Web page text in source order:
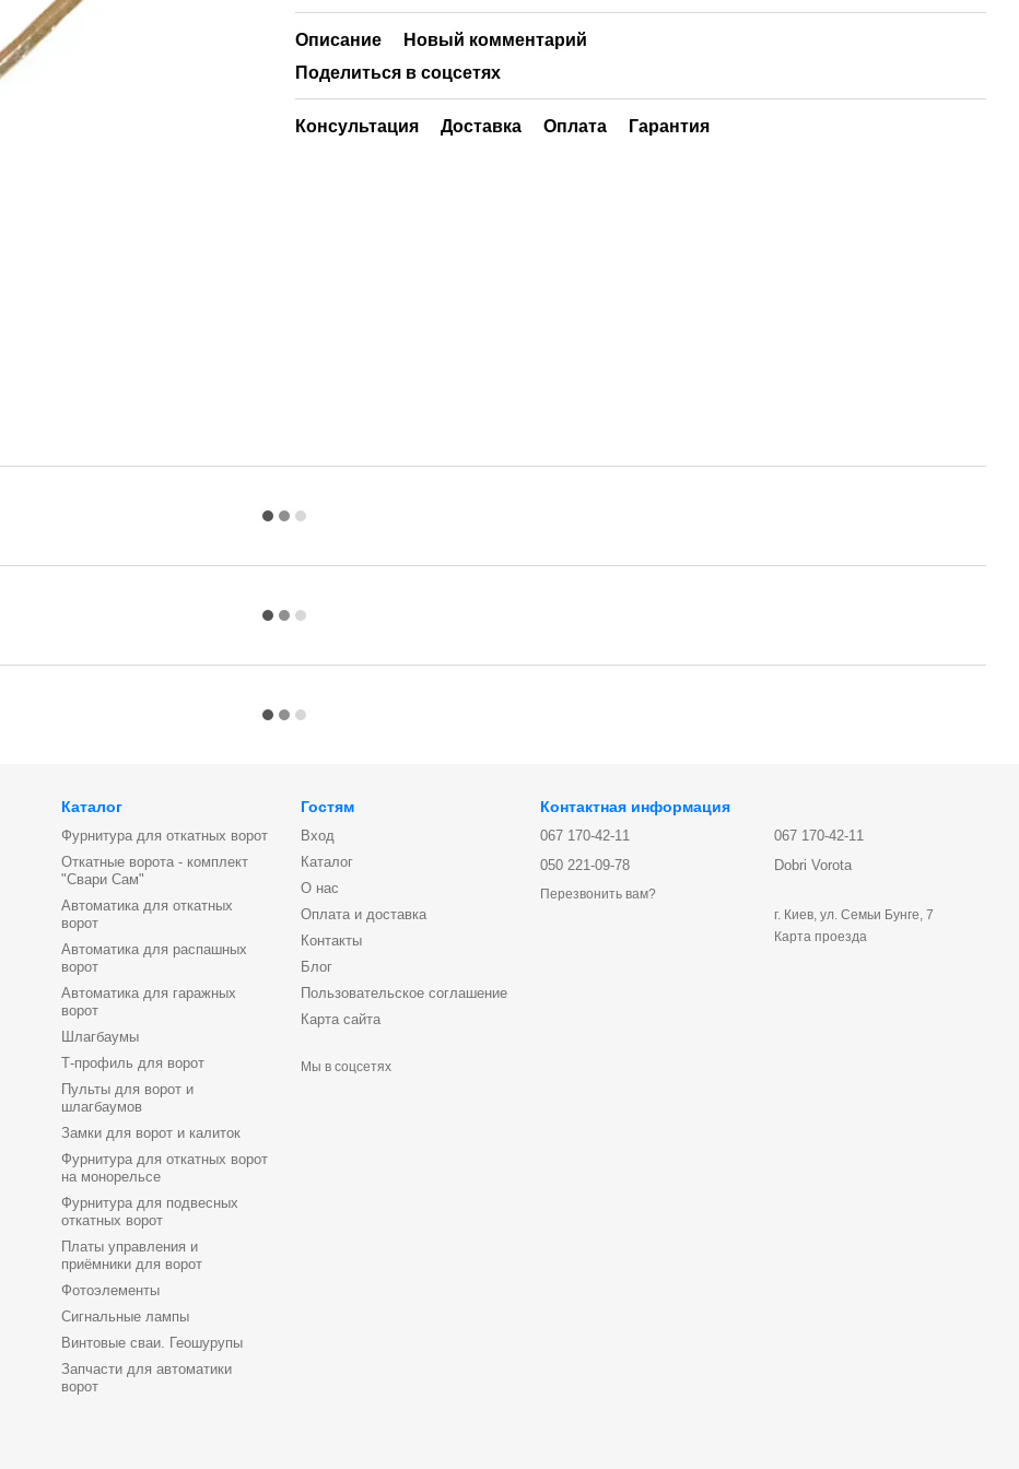
Описание
Новый комментарий
Поделиться в соцсетях
Консультация Доставка Оплата Гарантия
Каталог
Фурнитура для откатных ворот
Откатные ворота - комплект
"Свари Сам"
Автоматика для откатных
ворот
Автоматика для распашных
ворот
Автоматика для гаражных
ворот
Шлагбаумы
Т-профиль для ворот
Пульты для ворот и
шлагбаумов
Замки для ворот и калиток
Фурнитура для откатных ворот
на монорельсе
Фурнитура для подвесных
откатных ворот
Платы управления и
приёмники для ворот
Фотоэлементы
Сигнальные лампы
Винтовые сваи. Геошурупы
Запчасти для автоматики
ворот
Гостям
Вход
Каталог
О нас
Оплата и доставка
Контакты
Блог
Пользовательское соглашение
Карта сайта
Мы в соцсетях
Контактная информация
067 170-42-11
050 221-09-78
Перезвонить вам?
067 170-42-11
Dobri Vorota
г. Киев, ул. Семьи Бунге, 7
Карта проезда